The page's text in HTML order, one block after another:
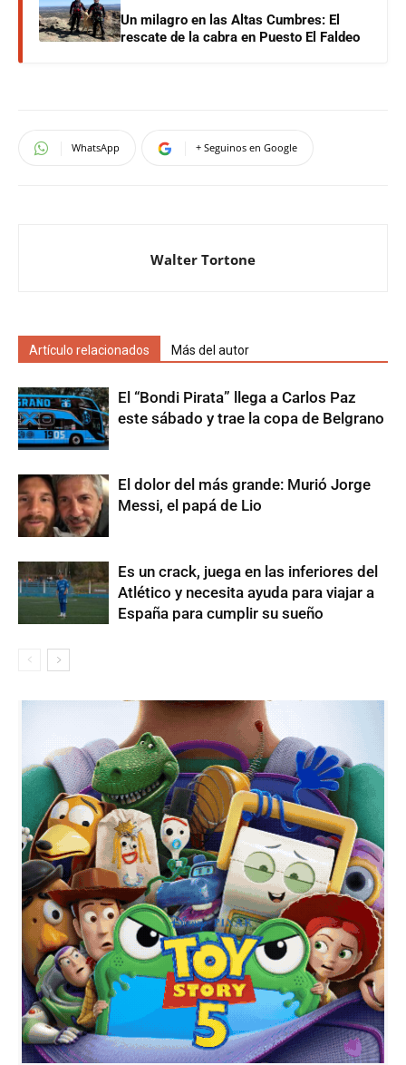
Un milagro en las Altas Cumbres: El
rescate de la cabra en Puesto El Faldeo
WhatsApp + Seguinos en Google
Walter Tortone
Artículo relacionados Más del autor
El “Bondi Pirata” llega a Carlos Paz
este sábado y trae la copa de Belgrano
El dolor del más grande: Murió Jorge
Messi, el papá de Lio
Es un crack, juega en las inferiores del
Atlético y necesita ayuda para viajar a
España para cumplir su sueño